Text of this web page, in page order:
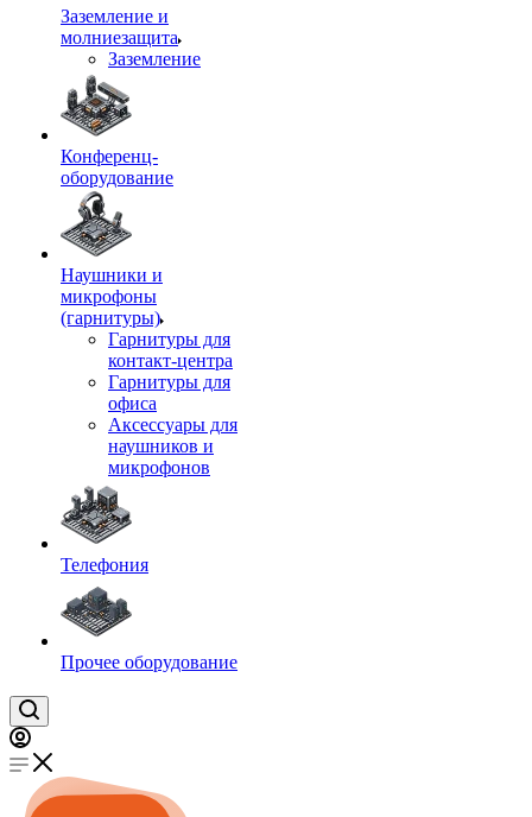
Заземление и
молниезащита
Заземление
Конференц-
оборудование
Наушники и
микрофоны
(гарнитуры)
Гарнитуры для
контакт-центра
Гарнитуры для
офиса
Аксессуары для
наушников и
микрофонов
Телефония
Прочее оборудование